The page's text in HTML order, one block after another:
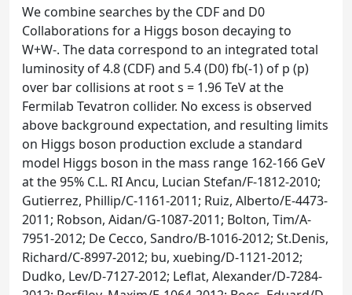
We combine searches by the CDF and D0
Collaborations for a Higgs boson decaying to
W+W-. The data correspond to an integrated total
luminosity of 4.8 (CDF) and 5.4 (D0) fb(-1) of p (p)
over bar collisions at root s = 1.96 TeV at the
Fermilab Tevatron collider. No excess is observed
above background expectation, and resulting limits
on Higgs boson production exclude a standard
model Higgs boson in the mass range 162-166 GeV
at the 95% C.L. RI Ancu, Lucian Stefan/F-1812-2010;
Gutierrez, Phillip/C-1161-2011; Ruiz, Alberto/E-4473-
2011; Robson, Aidan/G-1087-2011; Bolton, Tim/A-
7951-2012; De Cecco, Sandro/B-1016-2012; St.Denis,
Richard/C-8997-2012; bu, xuebing/D-1121-2012;
Dudko, Lev/D-7127-2012; Leflat, Alexander/D-7284-